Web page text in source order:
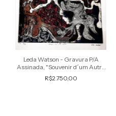
1/5
Leda Watson - Gravura P/A
Assinada, "Souvenir d´um Autre
Monde",Assinada
R$2.750,00